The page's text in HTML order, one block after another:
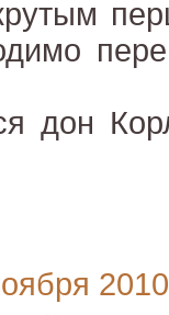
дон